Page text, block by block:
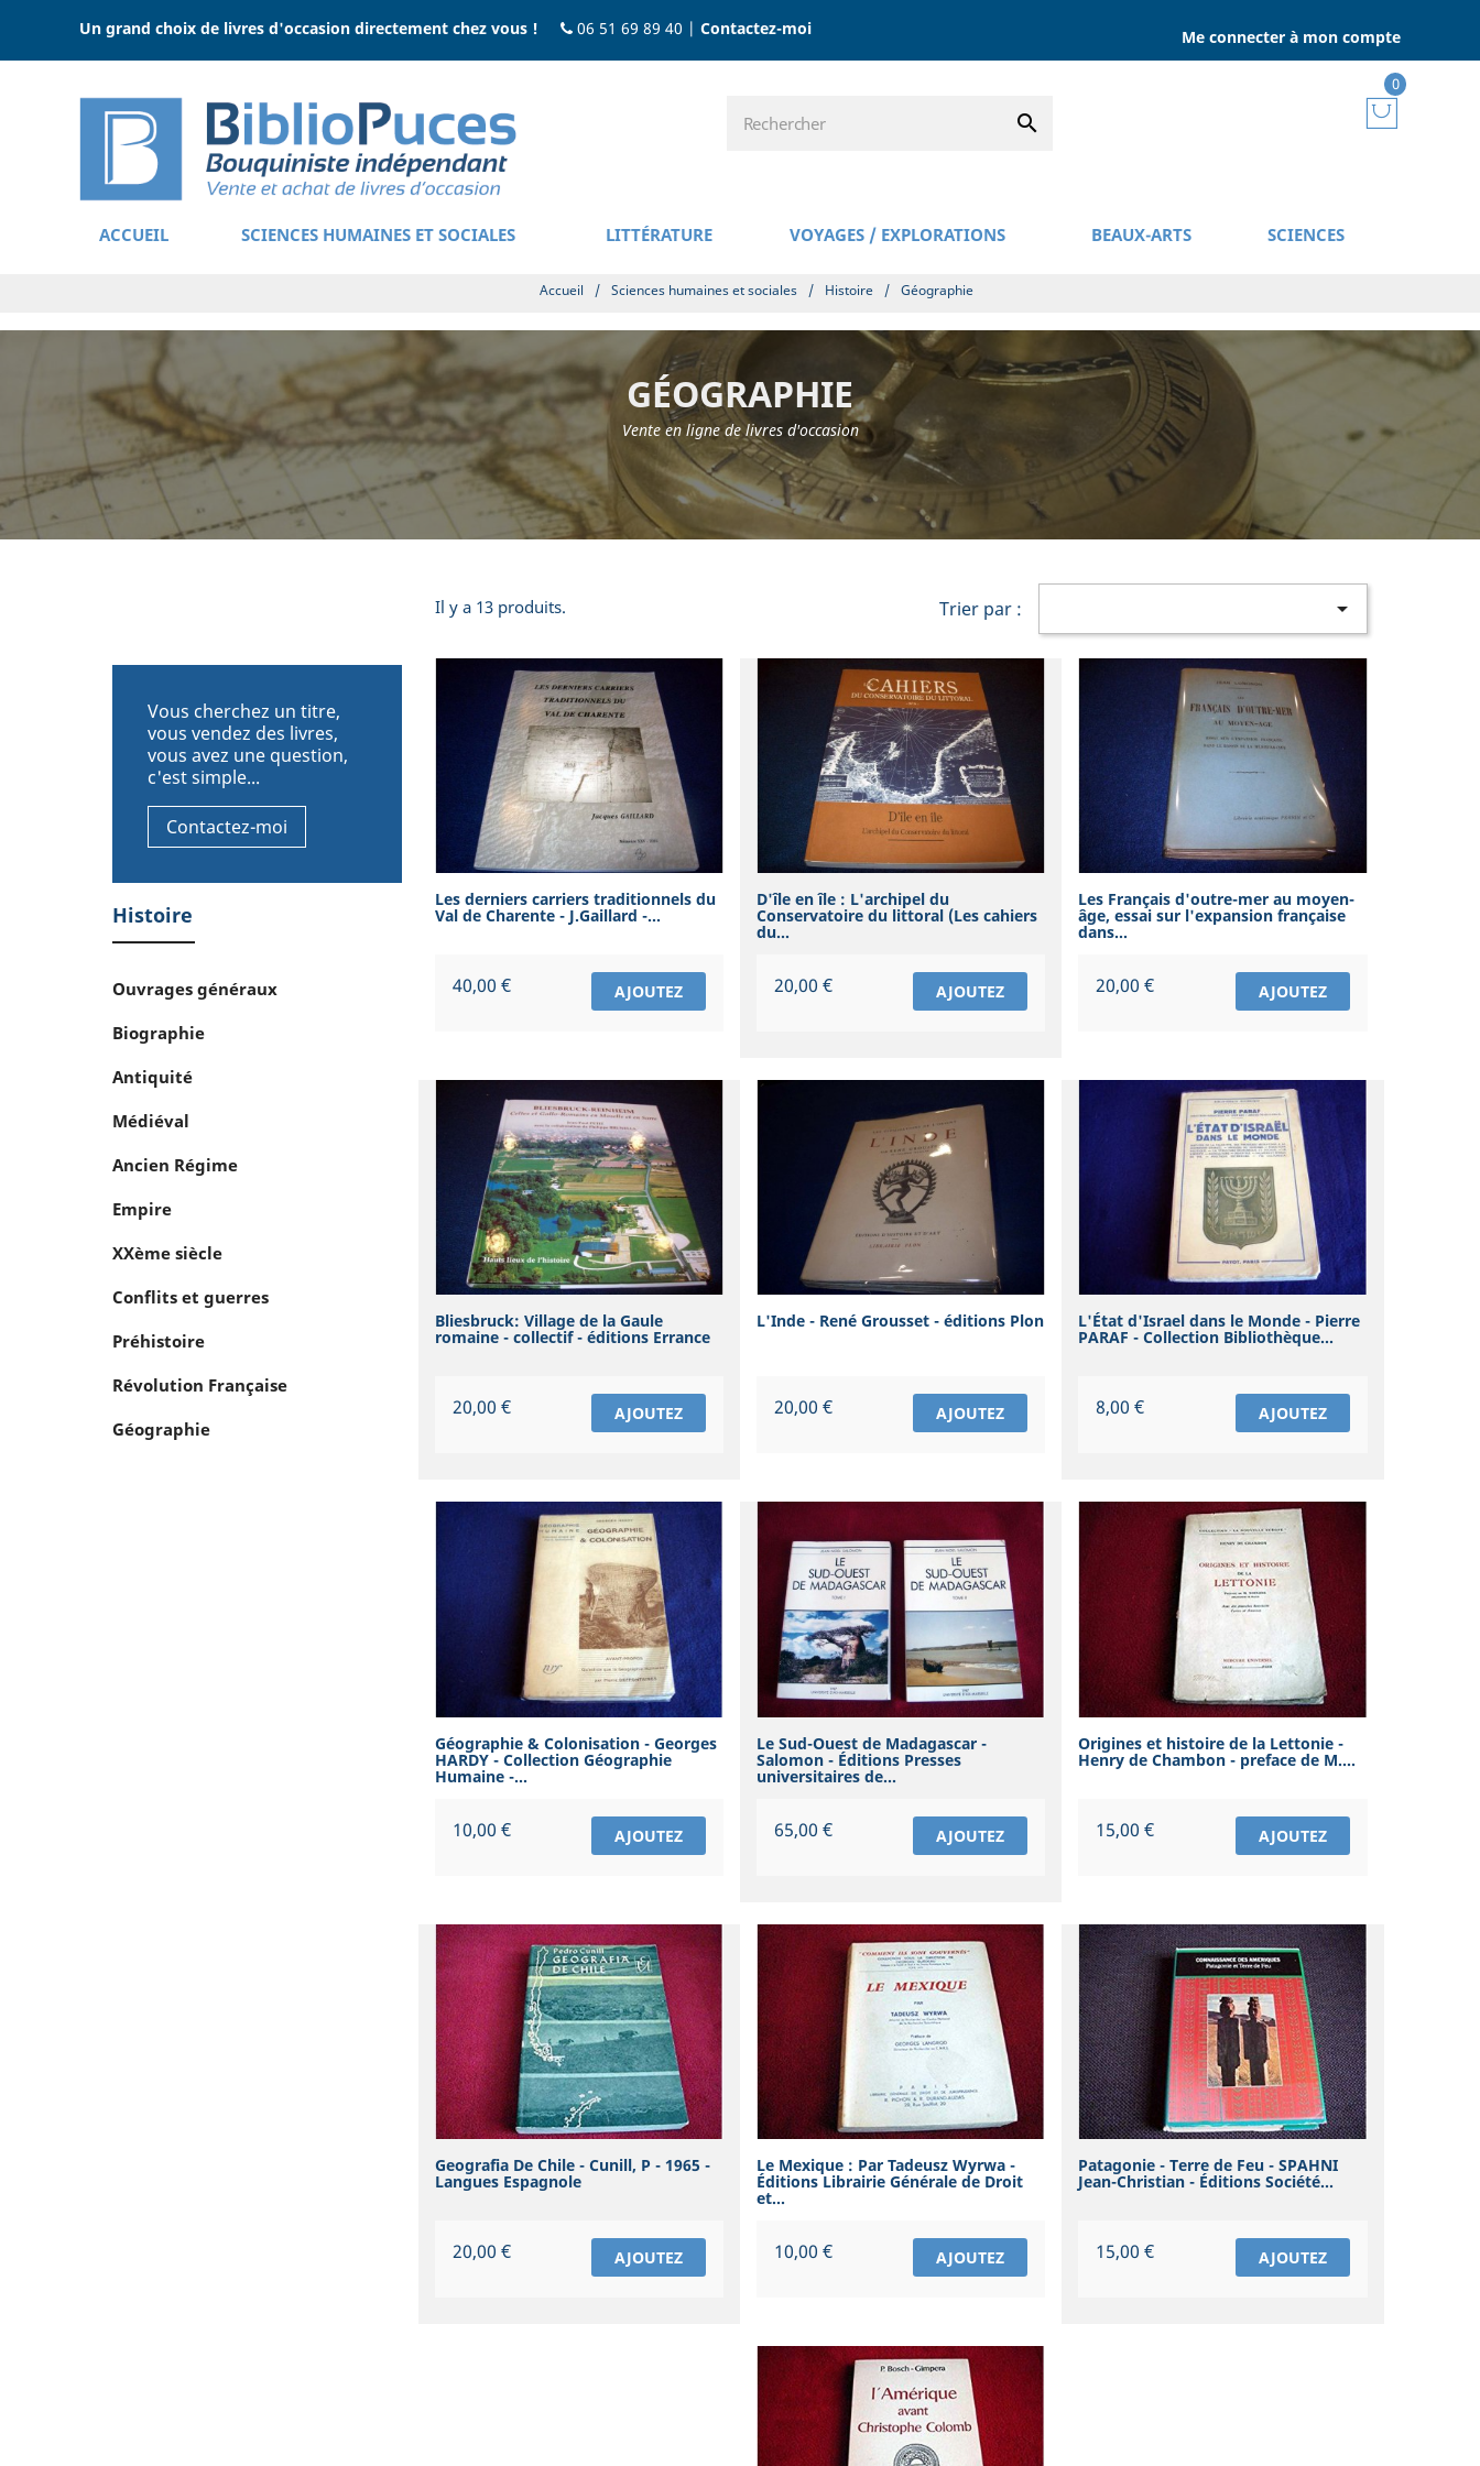
Un grand choix de livres d'occasion directement chez vous ! 06 51 69 89 40 | Contactez-moi Me connecter à mon compte

0
ACCUEIL SCIENCES HUMAINES ET SOCIALES LITTÉRATURE VOYAGES / EXPLORATIONS BEAUX-ARTS SCIENCES
Accueil / Sciences humaines et sociales / Histoire / Géographie
GÉOGRAPHIE
Vente en ligne de livres d'occasion
Vous cherchez un titre,
vous vendez des livres,
vous avez une question,
c'est simple...
Contactez-moi
Histoire
Ouvrages généraux
Biographie
Antiquité
Médiéval
Ancien Régime
Empire
XXème siècle
Conflits et guerres
Préhistoire
Révolution Française
Géographie
Il y a 13 produits. Trier par : 
Les derniers carriers traditionnels du
Val de Charente - J.Gaillard -...
Prix
40,00 € AJOUTEZ
D'île en île : L'archipel du
Conservatoire du littoral (Les cahiers
du...
Prix
20,00 € AJOUTEZ
Les Français d'outre-mer au moyen-
âge, essai sur l'expansion française
dans...
Prix
20,00 € AJOUTEZ
Bliesbruck: Village de la Gaule
romaine - collectif - éditions Errance
Prix
20,00 € AJOUTEZ
L'Inde - René Grousset - éditions Plon
Prix
20,00 € AJOUTEZ
L'État d'Israel dans le Monde - Pierre
PARAF - Collection Bibliothèque...
Prix
8,00 € AJOUTEZ
Géographie & Colonisation - Georges
HARDY - Collection Géographie
Humaine -...
Prix
10,00 € AJOUTEZ
Le Sud-Ouest de Madagascar -
Salomon - Éditions Presses
universitaires de...
Prix
65,00 € AJOUTEZ
Origines et histoire de la Lettonie -
Henry de Chambon - preface de M....
Prix
15,00 € AJOUTEZ
Geografia De Chile - Cunill, P - 1965 -
Langues Espagnole
Prix
20,00 € AJOUTEZ
Le Mexique : Par Tadeusz Wyrwa -
Éditions Librairie Générale de Droit
et...
Prix
10,00 € AJOUTEZ
Patagonie - Terre de Feu - SPAHNI
Jean-Christian - Éditions Société...
Prix
15,00 € AJOUTEZ